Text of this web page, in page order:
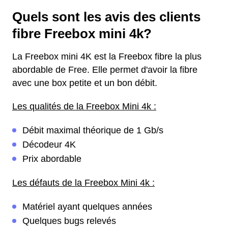
Quels sont les avis des clients
fibre Freebox mini 4k?
La Freebox mini 4K est la Freebox fibre la plus
abordable de Free. Elle permet d'avoir la fibre
avec une box petite et un bon débit.
Les qualités de la Freebox Mini 4k :
Débit maximal théorique de 1 Gb/s
Décodeur 4K
Prix abordable
Les défauts de la Freebox Mini 4k :
Matériel ayant quelques années
Quelques bugs relevés